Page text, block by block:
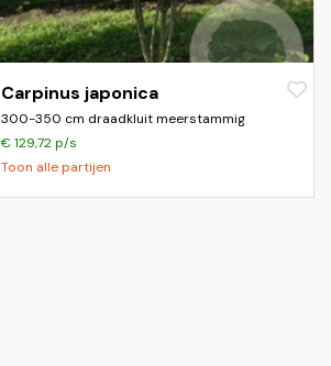
Carpinus japonica
300-350 cm draadkluit meerstammig
€ 129,72 p/s
Toon alle partijen